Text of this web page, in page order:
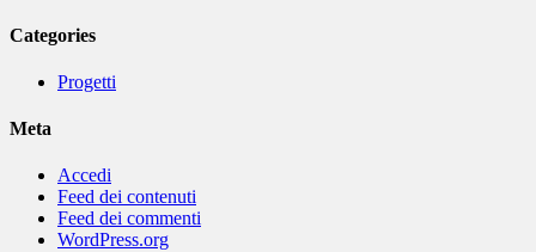
Categories
Progetti
Meta
Accedi
Feed dei contenuti
Feed dei commenti
WordPress.org